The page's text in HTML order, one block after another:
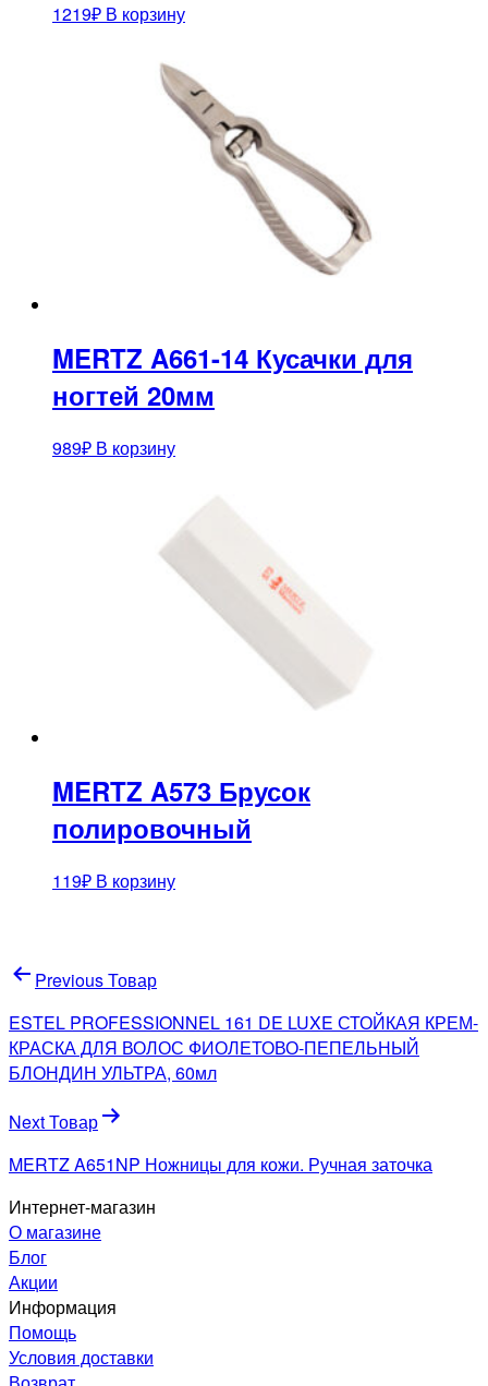
1219₽ В корзину
MERTZ A661-14 Кусачки для
ногтей 20мм
989₽ В корзину
MERTZ A573 Брусок
полировочный
119₽ В корзину
Навигация
по
записям
Previous Товар
ESTEL PROFESSIONNEL 161 DE LUXE СТОЙКАЯ КРЕМ-
КРАСКА ДЛЯ ВОЛОС ФИОЛЕТОВО-ПЕПЕЛЬНЫЙ
БЛОНДИН УЛЬТРА, 60мл
Next Товар
MERTZ A651NP Ножницы для кожи. Ручная заточка
Интернет-магазин
О магазине
Блог
Акции
Информация
Помощь
Условия доставки